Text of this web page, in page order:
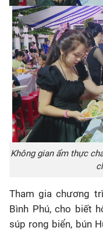
Không gian ẩm thực
Tham gia chương
Bình Phú, cho biết
súp rong biển, bún